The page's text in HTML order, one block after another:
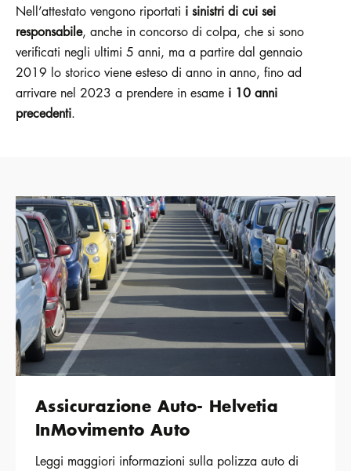
Nell’attestato vengono riportati i sinistri di cui sei
responsabile, anche in concorso di colpa, che si sono
verificati negli ultimi 5 anni, ma a partire dal gennaio
2019 lo storico viene esteso di anno in anno, fino ad
arrivare nel 2023 a prendere in esame i 10 anni
precedenti.
Assicurazione Auto- Helvetia
InMovimento Auto
Leggi maggiori informazioni sulla polizza auto di